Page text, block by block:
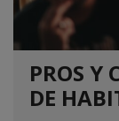
PROS Y
DE